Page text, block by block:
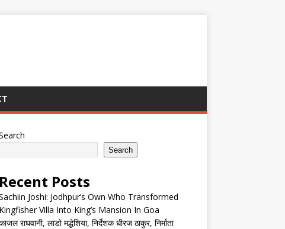
Search
Recent Posts
Joshi: Jodhpur’s Own Who Transformed
Kingfisher Villa Into King’s Mansion In Goa
राघवानी, लाडो मद्धेशिया, निर्देशक धीरज ठाकुर, निर्माता